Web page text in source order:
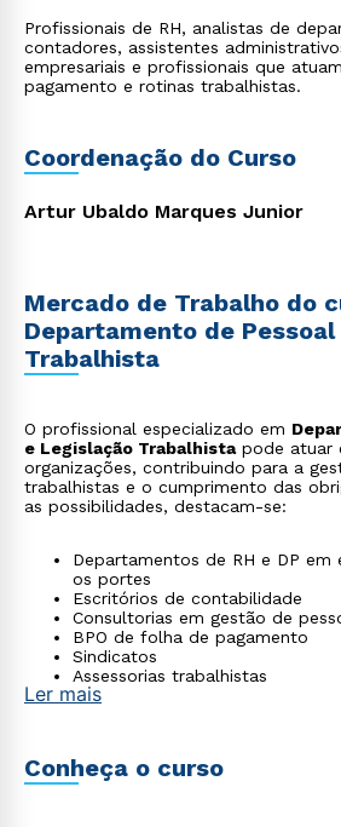
Profissionais de RH, analistas de
contadores, assistentes
empresariais e profissionais que
pagamento e rotinas trabalhistas.
Coordenação do Curso
Artur Ubaldo Marques Junior
Mercado de Trabalho do
Departamento de
Trabalhista
O profissional especializado em
e Legislação Trabalhistapode atuar
organizações, contribuindo para a
trabalhistas e o cumprimento das
as possibilidades, destacam-se:
Departamentos de RH e DP em
os portes
Escritórios de contabilidade
Consultorias em gestão de
BPO de folha de pagamento
Sindicatos
Assessorias trabalhistas
Ler mais
Conheça o curso